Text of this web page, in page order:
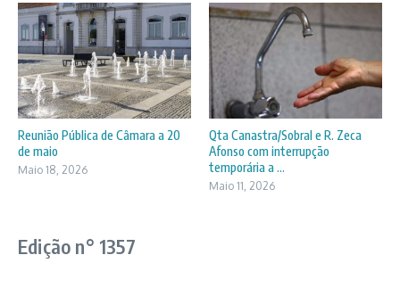
Reunião Pública de Câmara a 20
de maio
Maio 18, 2026
Qta Canastra/Sobral e R. Zeca
Afonso com interrupção
temporária a ...
Maio 11, 2026
Edição n° 1357